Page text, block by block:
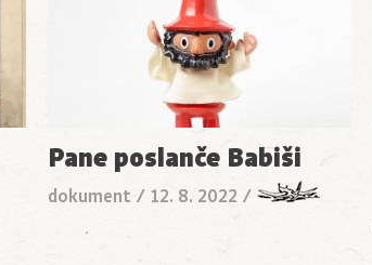
Pane poslanče Babiši
dokument /12. 8. 2022 /